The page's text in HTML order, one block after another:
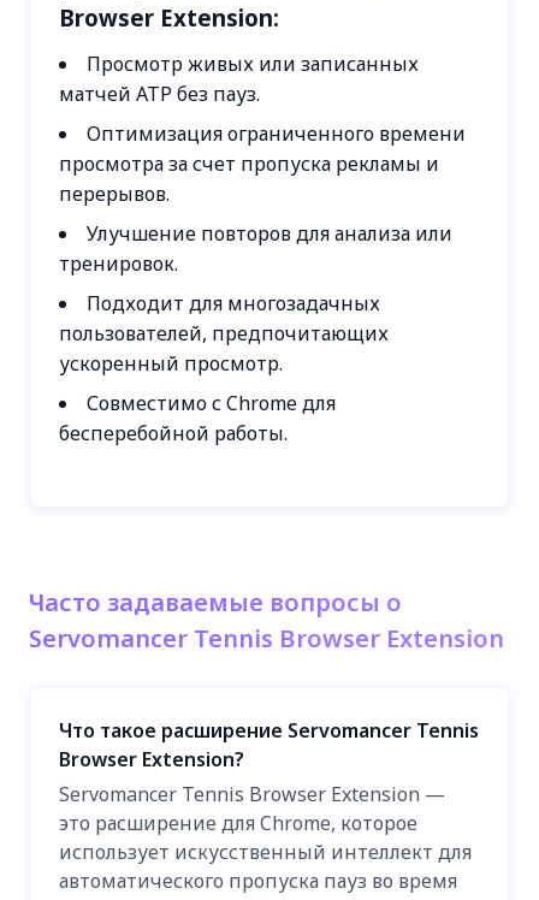
Browser Extension:
Просмотр живых или записанных
матчей ATP без пауз.
Оптимизация ограниченного времени
просмотра за счет пропуска рекламы и
перерывов.
Улучшение повторов для анализа или
тренировок.
Подходит для многозадачных
пользователей, предпочитающих
ускоренный просмотр.
Совместимо с Chrome для
бесперебойной работы.
Часто задаваемые вопросы о
Servomancer Tennis Browser Extension
Что такое расширение Servomancer Tennis
Browser Extension?
Servomancer Tennis Browser Extension —
это расширение для Chrome, которое
использует искусственный интеллект для
автоматического пропуска пауз во время